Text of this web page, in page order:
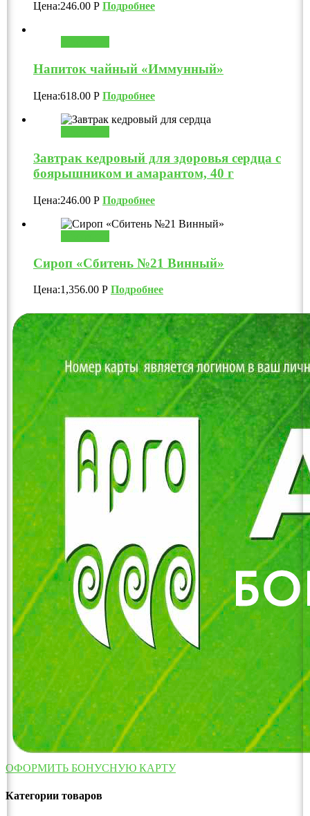
Цена:246.00 Р Подробнее
Напиток чайный «Иммунный»
Цена:618.00 Р Подробнее
Завтрак кедровый для здоровья сердца с
боярышником и амарантом, 40 г
Цена:246.00 Р Подробнее
Сироп «Сбитень №21 Винный»
Цена:1,356.00 Р Подробнее
ОФОРМИТЬ БОНУСНУЮ КАРТУ
Категории товаров